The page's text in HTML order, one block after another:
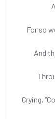
For so
And
Crying,